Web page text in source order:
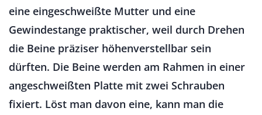
eine eingeschweißte Mutter und eine
Gewindestange praktischer, weil durch Drehen
die Beine präziser höhenverstellbar sein
dürften. Die Beine werden am Rahmen in einer
angeschweißten Platte mit zwei Schrauben
fixiert. Löst man davon eine, kann man die